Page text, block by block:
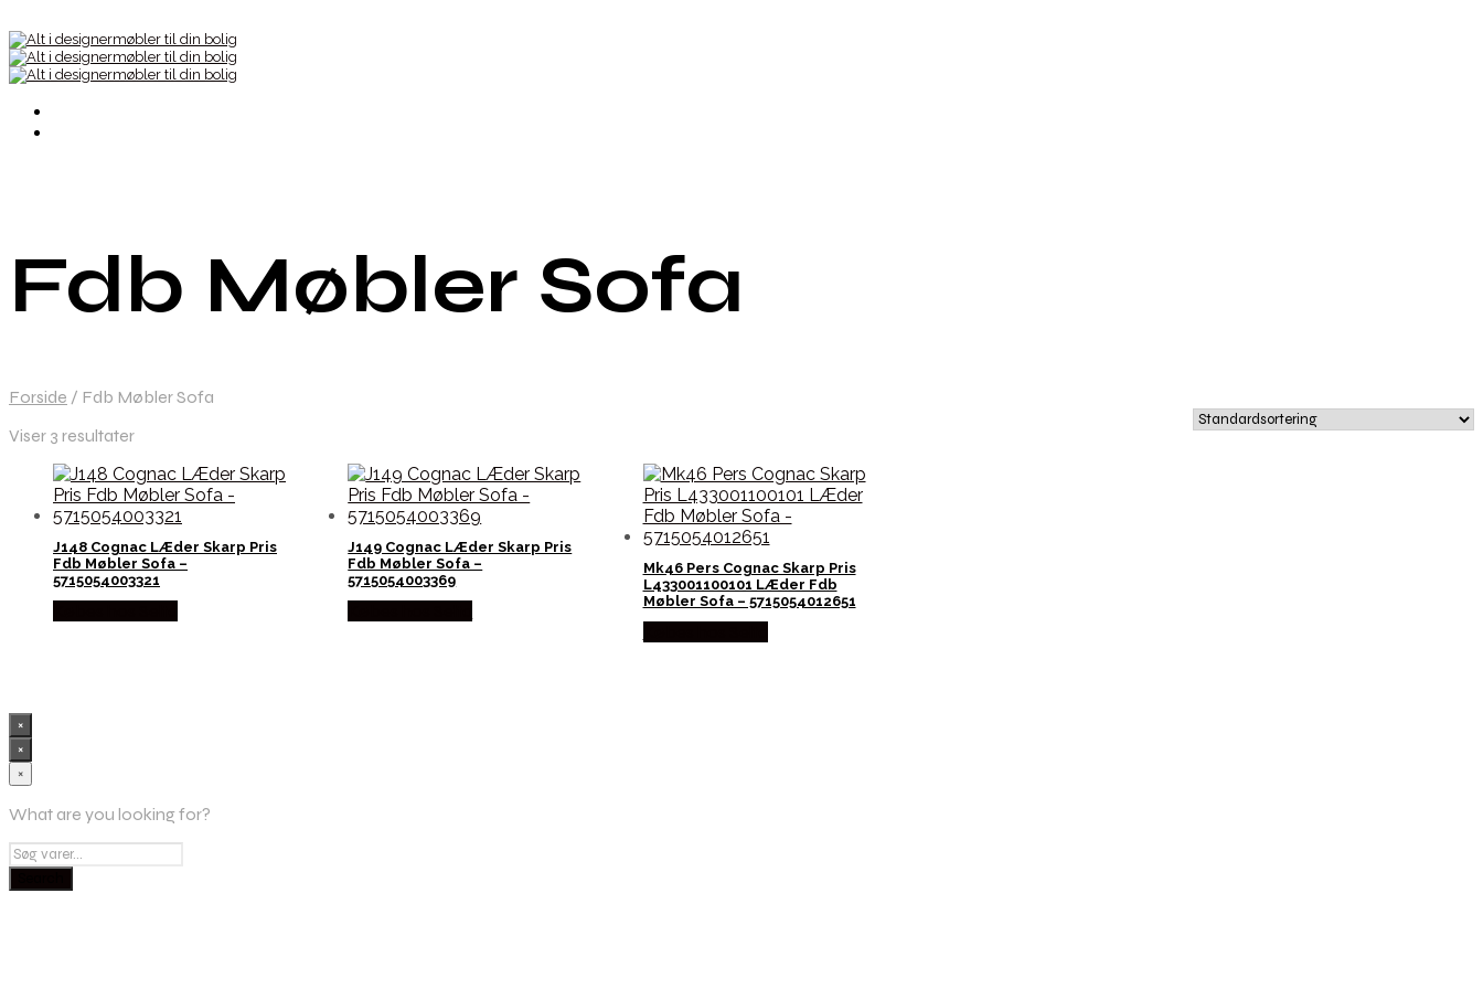
Fdb Møbler Sofa
Forside / Fdb Møbler Sofa
Viser 3 resultater
J148 Cognac LÆder Skarp Pris
Fdb Møbler Sofa –
5715054003321
J149 Cognac LÆder Skarp Pris
Fdb Møbler Sofa –
5715054003369
Mk46 Pers Cognac Skarp Pris
L433001100101 LÆder Fdb
Møbler Sofa – 5715054012651
×
×
×
What are you looking for?